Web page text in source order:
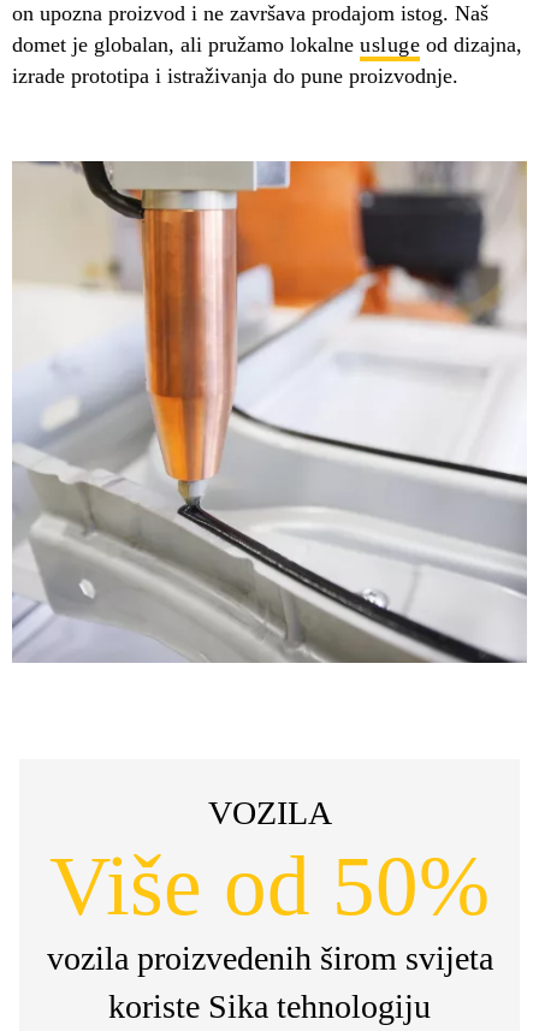
on upozna proizvod i ne završava prodajom istog. Naš
domet je globalan, ali pružamo lokalne usluge od dizajna,
izrade prototipa i istraživanja do pune proizvodnje.
VOZILA
Više od 50%
vozila proizvedenih širom svijeta
koriste Sika tehnologiju